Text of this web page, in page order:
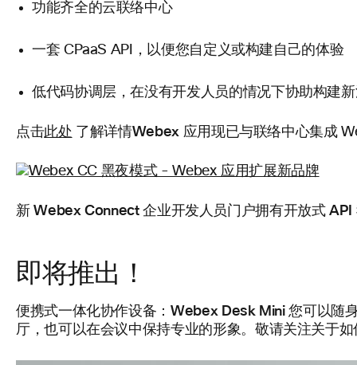
功能齐全的云联络中心
一套 CPaaS API，以便您自定义或构建自己的体验
低代码协调层，在没有开发人员的情况下协助构建
点击此处 了解详情Webex 应用现已与联络中心集成
新 Webex Connect 企业开发人员门户拥有开放式 API
即将推出！
便携式一体化协作设备：Webex Desk Mini您可以随
厅，也可以在会议中保持专业的形象。敬请关注关于